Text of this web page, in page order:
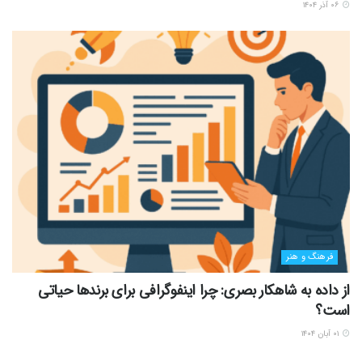
فرهنگ و هنر
از داده به شاهکار بصری: چرا اینفوگرافی برای برندها حیاتی
است؟